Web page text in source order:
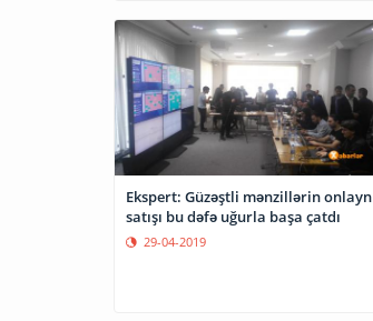
Ekspert: Güzəştli mənzillərin onlayn
satışı bu dəfə uğurla başa çatdı
29-04-2019